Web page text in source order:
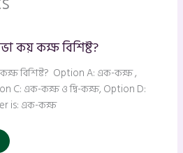
কয় কক্ষ বিশিষ্ট?
বিশিষ্ট? Option A: এক-কক্ষ ,
C: এক-কক্ষ ও দ্বি-কক্ষ, Option D:
is: এক-কক্ষ